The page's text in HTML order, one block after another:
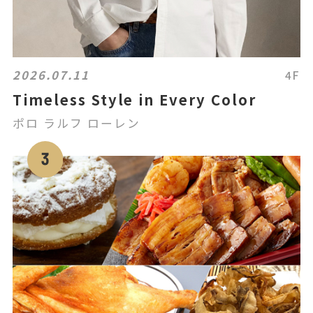
2026.07.11 4F
Timeless Style in Every Color
ポロ ラルフ ローレン